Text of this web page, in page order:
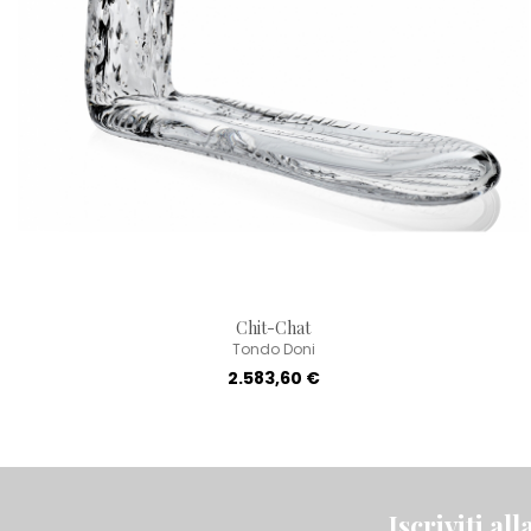
Chit-Chat
Tondo Doni
2.583,60 €